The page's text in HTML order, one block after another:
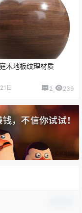
木地板纹理材质
日 2 239